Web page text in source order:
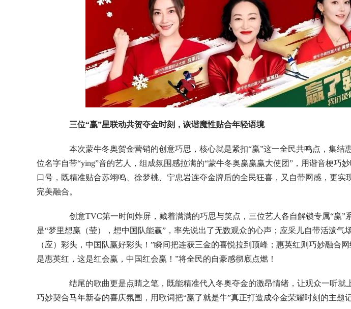
三位“赢”星联动共贺夺金时刻，诙谐魔性贴合年轻语境
本次蒙牛冬奥贺金营销的创意巧思，核心就是紧扣“赢”这一全民共鸣点，集结
位名字自带“ying”音的艺人，组成氛围感拉满的“蒙牛冬奥赢赢赢大使团”，用谐音梗巧
口号，既精准贴合苏翊鸣、徐梦桃、宁忠岩连夺金牌后的全民狂喜，又自带网感，更实
完美融合。
创意TVC第一时间炸屏，藏着满满的巧思与笑点，三位艺人各自解锁专属“赢”
是“梦里想赢（莹），想中国队能赢”，率先说出了无数观众的心声；应采儿自带活泼气
（应）彩头，中国队赢好彩头！”瞬间把连获三金的喜悦拉到顶峰；惠英红则巧妙融合
是惠英红，这是红会赢，中国红会赢！”将全民的自豪感彻底点燃！
结尾的歌曲更是点睛之笔，既能精准代入冬奥夺金的激昂情绪，让观众一听就
巧妙契合马年新春的喜庆氛围，用歌词把“赢了就是牛”真正打造成夺金荣耀时刻的主题记